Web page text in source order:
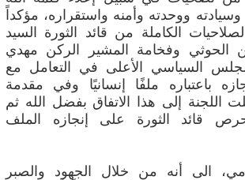
ووحدته وأمنه واستقراره، مؤكداً
الكاملة من قائد الثورة السيد
الحوثي وفخامة المشير الركن مهدي
السياسي الأعلى في التعامل مع
باعتباره ملفًا إنسانيًا وفي مقدمة
اللجنة إلى هذا الاتفاق بفضل الله ثم
قائد الثورة على إنجازه الملف
الى أنه من خلال الجهود والصبر